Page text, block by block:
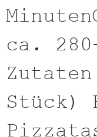
ca.
Stück)